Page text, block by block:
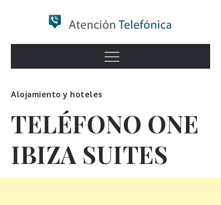
Numero de
Información
Menu
Alojamiento y hoteles
TELÉFONO ONE
IBIZA SUITES